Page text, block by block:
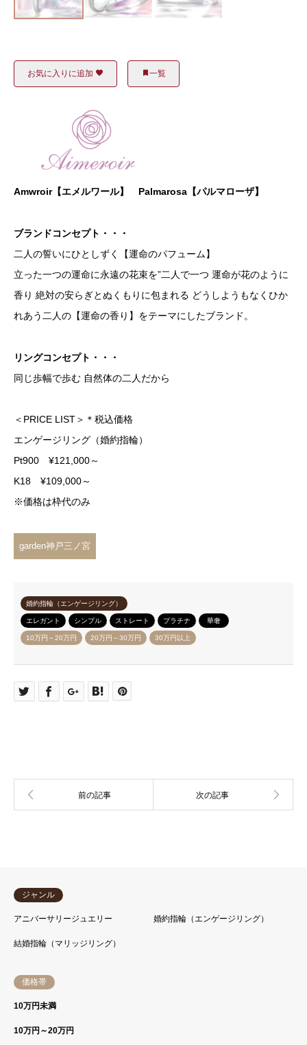
お気に入りに追加 一覧
Amwroir【エメルワール】 Palmarosa【パルマローザ】
ブランドコンセプト・・・
二人の誓いにひとしずく【運命のパフューム】
立った一つの運命に永遠の花束を”二人で一つ 運命が花のように
香り 絶対の安らぎとぬくもりに包まれる どうしようもなくひか
れあう二人の【運命の香り】をテーマにしたブランド。
リングコンセプト・・・
同じ歩幅で歩む 自然体の二人だから
＜PRICE LIST＞＊税込価格
エンゲージリング（婚約指輪）
Pt900 ¥121,000～
K18 ¥109,000～
※価格は枠代のみ
garden神戸三ノ宮
婚約指輪（エンゲージリング）
エレガント シンプル ストレート プラチナ 華奢
10万円～20万円 20万円～30万円 30万円以上
ジャンル
アニバーサリージュエリー 婚約指輪（エンゲージリング）
結婚指輪（マリッジリング）
価格帯
10万円未満
10万円～20万円